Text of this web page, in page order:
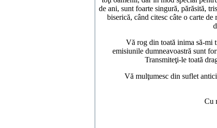
de ani, sunt foarte singură, părăsită,
biserică, când citesc câte o carte
Vă rog din toată inima să-mi
emisiunile dumneavoastră sunt
Transmiteţi-le toată
Vă mulţumesc din suflet anticipat
Cu